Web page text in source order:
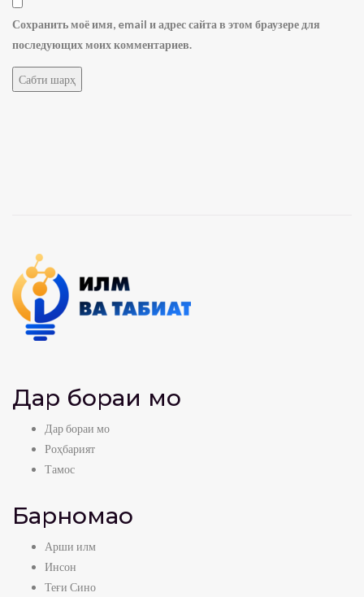
Сохранить моё имя, email и адрес сайта в этом браузере для
последующих моих комментариев.
Дар бораи мо
Дар бораи мо
Роҳбарият
Тамос
Барномаҳо
Арши илм
Инсон
Теғи Сино